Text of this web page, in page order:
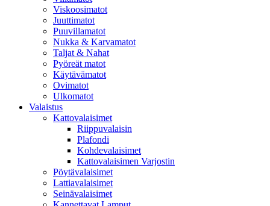
Viskoosimatot
Juuttimatot
Puuvillamatot
Nukka & Karvamatot
Taljat & Nahat
Pyöreät matot
Käytävämatot
Ovimatot
Ulkomatot
Valaistus
Kattovalaisimet
Riippuvalaisin
Plafondi
Kohdevalaisimet
Kattovalaisimen Varjostin
Pöytävalaisimet
Lattiavalaisimet
Seinävalaisimet